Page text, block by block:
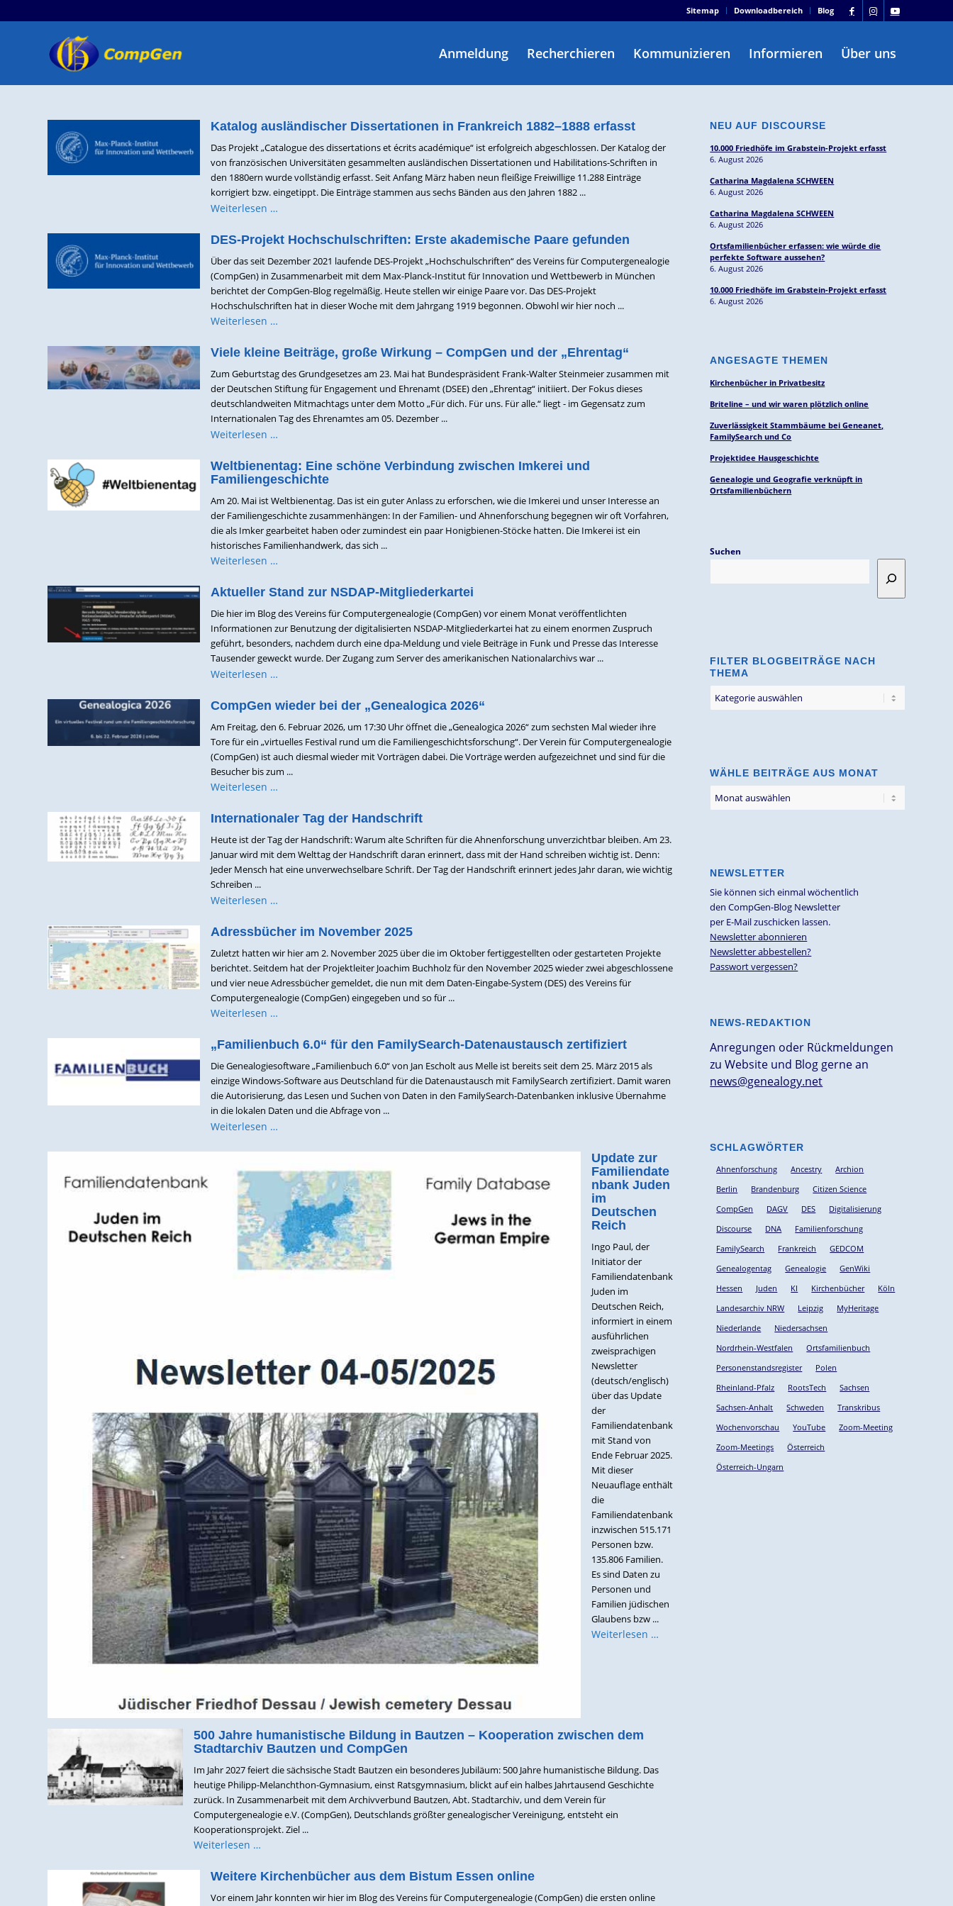
Sitemap Downloadbereich Blog
Anmeldung Recherchieren Kommunizieren Informieren Über uns
Katalog ausländischer Dissertationen in Frankreich 1882–1888 erfasst
Das Projekt „Catalogue des dissertations et écrits académique“ ist erfolgreich abgeschlossen. Der Katalog der
von französischen Universitäten gesammelten ausländischen Dissertationen und Habilitations-Schriften in
den 1880ern wurde vollständig erfasst. Seit Anfang März haben neun fleißige Freiwillige 11.288 Einträge
korrigiert bzw. eingetippt. Die Einträge stammen aus sechs Bänden aus den Jahren 1882 ...
Weiterlesen …
DES-Projekt Hochschulschriften: Erste akademische Paare gefunden
Über das seit Dezember 2021 laufende DES-Projekt „Hochschulschriften“ des Vereins für Computergenealogie
(CompGen) in Zusammenarbeit mit dem Max-Planck-Institut für Innovation und Wettbewerb in München
berichtet der CompGen-Blog regelmäßig. Heute stellen wir einige Paare vor. Das DES-Projekt
Hochschulschriften hat in dieser Woche mit dem Jahrgang 1919 begonnen. Obwohl wir hier noch ...
Weiterlesen …
Viele kleine Beiträge, große Wirkung – CompGen und der „Ehrentag“
Zum Geburtstag des Grundgesetzes am 23. Mai hat Bundespräsident Frank-Walter Steinmeier zusammen mit
der Deutschen Stiftung für Engagement und Ehrenamt (DSEE) den „Ehrentag“ initiiert. Der Fokus dieses
deutschlandweiten Mitmachtags unter dem Motto „Für dich. Für uns. Für alle.“ liegt - im Gegensatz zum
Internationalen Tag des Ehrenamtes am 05. Dezember ...
Weiterlesen …
Weltbienentag: Eine schöne Verbindung zwischen Imkerei und
Familiengeschichte
Am 20. Mai ist Weltbienentag. Das ist ein guter Anlass zu erforschen, wie die Imkerei und unser Interesse an
der Familiengeschichte zusammenhängen: In der Familien- und Ahnenforschung begegnen wir oft Vorfahren,
die als Imker gearbeitet haben oder zumindest ein paar Honigbienen-Stöcke hatten. Die Imkerei ist ein
historisches Familienhandwerk, das sich ...
Weiterlesen …
Aktueller Stand zur NSDAP-Mitgliederkartei
Die hier im Blog des Vereins für Computergenealogie (CompGen) vor einem Monat veröffentlichten
Informationen zur Benutzung der digitalisierten NSDAP-Mitgliederkartei hat zu einem enormen Zuspruch
geführt, besonders, nachdem durch eine dpa-Meldung und viele Beiträge in Funk und Presse das Interesse
Tausender geweckt wurde. Der Zugang zum Server des amerikanischen Nationalarchivs war ...
Weiterlesen …
CompGen wieder bei der „Genealogica 2026“
Am Freitag, den 6. Februar 2026, um 17:30 Uhr öffnet die „Genealogica 2026“ zum sechsten Mal wieder ihre
Tore für ein „virtuelles Festival rund um die Familiengeschichtsforschung“. Der Verein für Computergenealogie
(CompGen) ist auch diesmal wieder mit Vorträgen dabei. Die Vorträge werden aufgezeichnet und sind für die
Besucher bis zum ...
Weiterlesen …
Internationaler Tag der Handschrift
Heute ist der Tag der Handschrift: Warum alte Schriften für die Ahnenforschung unverzichtbar bleiben. Am 23.
Januar wird mit dem Welttag der Handschrift daran erinnert, dass mit der Hand schreiben wichtig ist. Denn:
Jeder Mensch hat eine unverwechselbare Schrift. Der Tag der Handschrift erinnert jedes Jahr daran, wie wichtig
Schreiben ...
Weiterlesen …
Adressbücher im November 2025
Zuletzt hatten wir hier am 2. November 2025 über die im Oktober fertiggestellten oder gestarteten Projekte
berichtet. Seitdem hat der Projektleiter Joachim Buchholz für den November 2025 wieder zwei abgeschlossene
und vier neue Adressbücher gemeldet, die nun mit dem Daten-Eingabe-System (DES) des Vereins für
Computergenealogie (CompGen) eingegeben und so für ...
Weiterlesen …
„Familienbuch 6.0“ für den FamilySearch-Datenaustausch zertifiziert
Die Genealogiesoftware „Familienbuch 6.0“ von Jan Escholt aus Melle ist bereits seit dem 25. März 2015 als
einzige Windows-Software aus Deutschland für die Datenaustausch mit FamilySearch zertifiziert. Damit waren
die Autorisierung, das Lesen und Suchen von Daten in den FamilySearch-Datenbanken inklusive Übernahme
in die lokalen Daten und die Abfrage von ...
Weiterlesen …
Update zur
Familiendate
nbank Juden
im
Deutschen
Reich
Ingo Paul, der
Initiator der
Familiendatenbank
Juden im
Deutschen Reich,
informiert in einem
ausführlichen
zweisprachigen
Newsletter
(deutsch/englisch)
über das Update
der
Familiendatenbank
mit Stand von
Ende Februar 2025.
Mit dieser
Neuauflage enthält
die
Familiendatenbank
inzwischen 515.171
Personen bzw.
135.806 Familien.
Es sind Daten zu
Personen und
Familien jüdischen
Glaubens bzw ...
Weiterlesen …
500 Jahre humanistische Bildung in Bautzen – Kooperation zwischen dem
Stadtarchiv Bautzen und CompGen
Im Jahr 2027 feiert die sächsische Stadt Bautzen ein besonderes Jubiläum: 500 Jahre humanistische Bildung. Das
heutige Philipp-Melanchthon-Gymnasium, einst Ratsgymnasium, blickt auf ein halbes Jahrtausend Geschichte
zurück. In Zusammenarbeit mit dem Archivverbund Bautzen, Abt. Stadtarchiv, und dem Verein für
Computergenealogie e.V. (CompGen), Deutschlands größter genealogischer Vereinigung, entsteht ein
Kooperationsprojekt. Ziel ...
Weiterlesen …
Weitere Kirchenbücher aus dem Bistum Essen online
Vor einem Jahr konnten wir hier im Blog des Vereins für Computergenealogie (CompGen) die ersten online
NEU AUF DISCOURSE
10.000 Friedhöfe im Grabstein-Projekt erfasst
6. August 2026
Catharina Magdalena SCHWEEN
6. August 2026
Catharina Magdalena SCHWEEN
6. August 2026
Ortsfamilienbücher erfassen: wie würde die
perfekte Software aussehen?
6. August 2026
10.000 Friedhöfe im Grabstein-Projekt erfasst
6. August 2026
ANGESAGTE THEMEN
Kirchenbücher in Privatbesitz
Briteline – und wir waren plötzlich online
Zuverlässigkeit Stammbäume bei Geneanet,
FamilySearch und Co
Projektidee Hausgeschichte
Genealogie und Geografie verknüpft in
Ortsfamilienbüchern
Suchen
FILTER BLOGBEITRÄGE NACH
THEMA
Blogbeiträge
WÄHLE BEITRÄGE AUS MONAT
NEWSLETTER
Sie können sich einmal wöchentlich
den CompGen-Blog Newsletter
per E-Mail zuschicken lassen.
Newsletter abonnieren
Newsletter abbestellen?
Passwort vergessen?
NEWS-REDAKTION
Anregungen oder Rückmeldungen
zu Website und Blog gerne an
news@genealogy.net
SCHLAGWÖRTER
Ahnenforschung Ancestry
Archion
Berlin
Brandenburg
Citizen Science
CompGen
DAGV DES
Digitalisierung
Discourse
DNA
Familienforschung
FamilySearch
Frankreich
GEDCOM
Genealogentag
Genealogie
GenWiki
Hessen
Juden KI Kirchenbücher
Köln
Landesarchiv NRW
Leipzig
MyHeritage
Niederlande
Niedersachsen
Nordrhein-Westfalen
Ortsfamilienbuch
Personenstandsregister
Polen
Rheinland-Pfalz
RootsTech
Sachsen
Sachsen-Anhalt
Schweden
Transkribus
Wochenvorschau
YouTube
Zoom-Meeting
Zoom-Meetings
Österreich
Österreich-Ungarn